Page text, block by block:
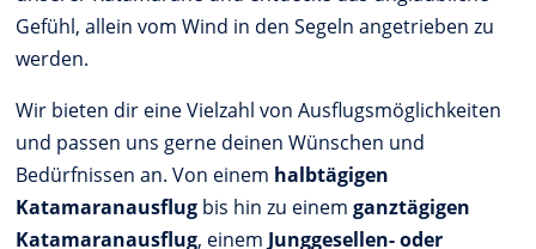
Gefühl, allein vom Wind in den Segeln angetrieben zu
werden.
Wir bieten dir eine Vielzahl von Ausflugsmöglichkeiten
und passen uns gerne deinen Wünschen und
Bedürfnissen an. Von einem halbtägigen
Katamaranausflug bis hin zu einemganztägigen
Katamaranausflug, einem Junggesellen- oder